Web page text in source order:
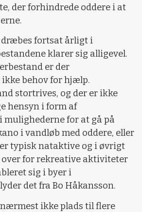
der forhindrede oddere i at
dræbes fortsat årligt i
klarer sig alligevel.
er der
behov for hjælp.
stortrives, og der er ikke
hensyn i form af
for at gå på
i vandløb med oddere, eller
typisk nataktive og i øvrigt
for rekreative aktiviteter
sig i byer i
det fra Bo Håkansson.
ikke plads til flere